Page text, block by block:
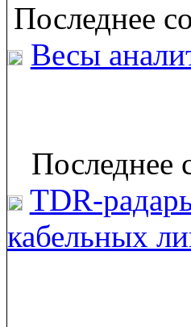
Последнее
Весы
Последнее
TDR-
кабельных